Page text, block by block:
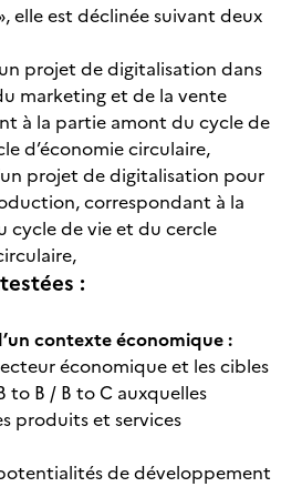
elle est déclinée suivant deux
projet de digitalisation dans
marketing et de la vente
à la partie amont du cycle de
d’économie circulaire,
projet de digitalisation pour
correspondant à la
cycle de vie et du cercle
:
contexte économique :
économique et les cibles
to B / B to C auxquelles
produits et services
de développement